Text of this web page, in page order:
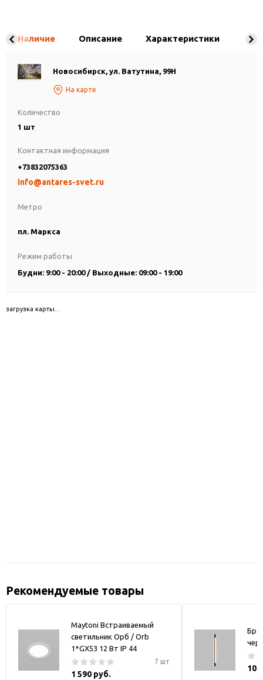
Наличие Описание Характеристики
Новосибирск, ул. Ватутина, 99Н
На карте
Количество
1 шт
Метро
пл. Маркса
Контактная информация
+73832075363
info@antares-svet.ru
Режим работы
Будни: 9:00 - 20:00 / Выходные: 09:00 - 19:00
загрузка карты...
Рекомендуемые товары
Maytoni Встраиваемый
светильник Орб / Orb
1*GX53 12 Вт IP 44
7 шт
1 590 руб.
Бра
10